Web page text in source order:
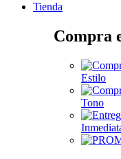
Tienda
Compra
Estilo
Tono